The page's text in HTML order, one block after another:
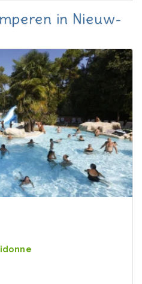
in Nieuw-